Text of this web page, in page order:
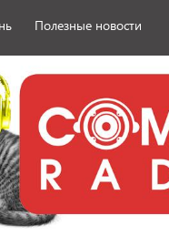
Полезные новости